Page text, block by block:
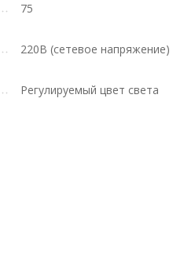
75
220В (сетевое напряжение)
Регулируемый цвет света